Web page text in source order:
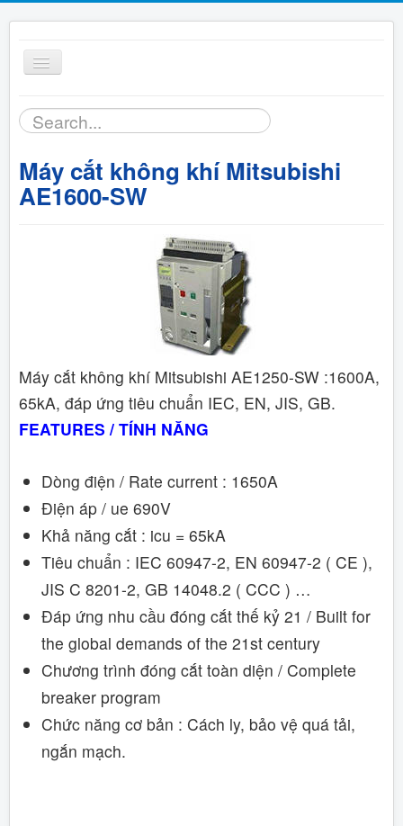
Toggle
Navigation
Trang chủ
Sản phẩm
Liên hệ
Tìm
kiếm...
Máy cắt không khí Mitsubishi
AE1600-SW
Máy cắt không khí Mitsubishi AE1250-SW :1600A,
65kA, đáp ứng tiêu chuẩn IEC, EN, JIS, GB.
FEATURES / TÍNH NĂNG
Dòng điện / Rate current : 1650A
Điện áp / ue 690V
Khả năng cắt : icu = 65kA
Tiêu chuẩn : IEC 60947-2, EN 60947-2 ( CE ),
JIS C 8201-2, GB 14048.2 ( CCC ) …
Đáp ứng nhu cầu đóng cắt thế kỷ 21 / Built for
the global demands of the 21st century
Chương trình đóng cắt toàn diện / Complete
breaker program
Chức năng cơ bản : Cách ly, bảo vệ quá tải,
ngắn mạch.